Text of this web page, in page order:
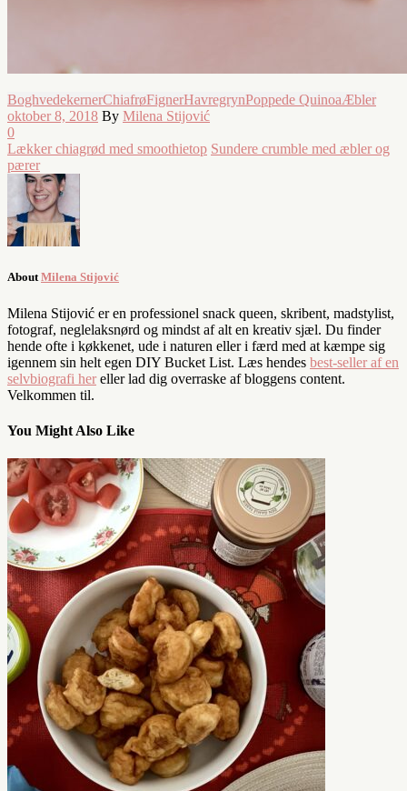
BoghvedekernerChiafrøFignerHavregrynPoppede QuinoaÆbler
oktober 8, 2018 By Milena Stijović
0
Lækker chiagrød med smoothietop Sundere crumble med æbler og
pærer
About Milena Stijović
Milena Stijović er en professionel snack queen, skribent, madstylist,
fotograf, neglelaksnørd og mindst af alt en kreativ sjæl. Du finder
hende ofte i køkkenet, ude i naturen eller i færd med at kæmpe sig
igennem sin helt egen DIY Bucket List. Læs hendes best-seller af en
selvbiografi her eller lad dig overraske af bloggens content.
Velkommen til.
You Might Also Like